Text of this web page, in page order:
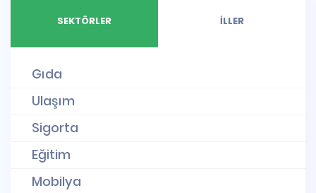
SEKTÖRLER İLLER
Gıda
Ulaşım
Sigorta
Eğitim
Mobilya